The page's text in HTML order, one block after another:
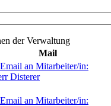
der Verwaltung
Mail